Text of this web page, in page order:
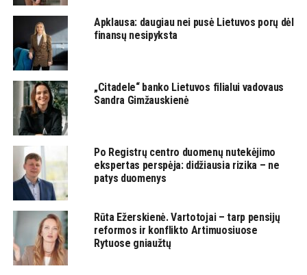
Apklausa: daugiau nei pusė Lietuvos porų dėl
finansų nesipyksta
„Citadele“ banko Lietuvos filialui vadovaus
Sandra Gimžauskienė
Po Registrų centro duomenų nutekėjimo
ekspertas perspėja: didžiausia rizika – ne
patys duomenys
Rūta Ežerskienė. Vartotojai – tarp pensijų
reformos ir konflikto Artimuosiuose
Rytuose gniaužtų